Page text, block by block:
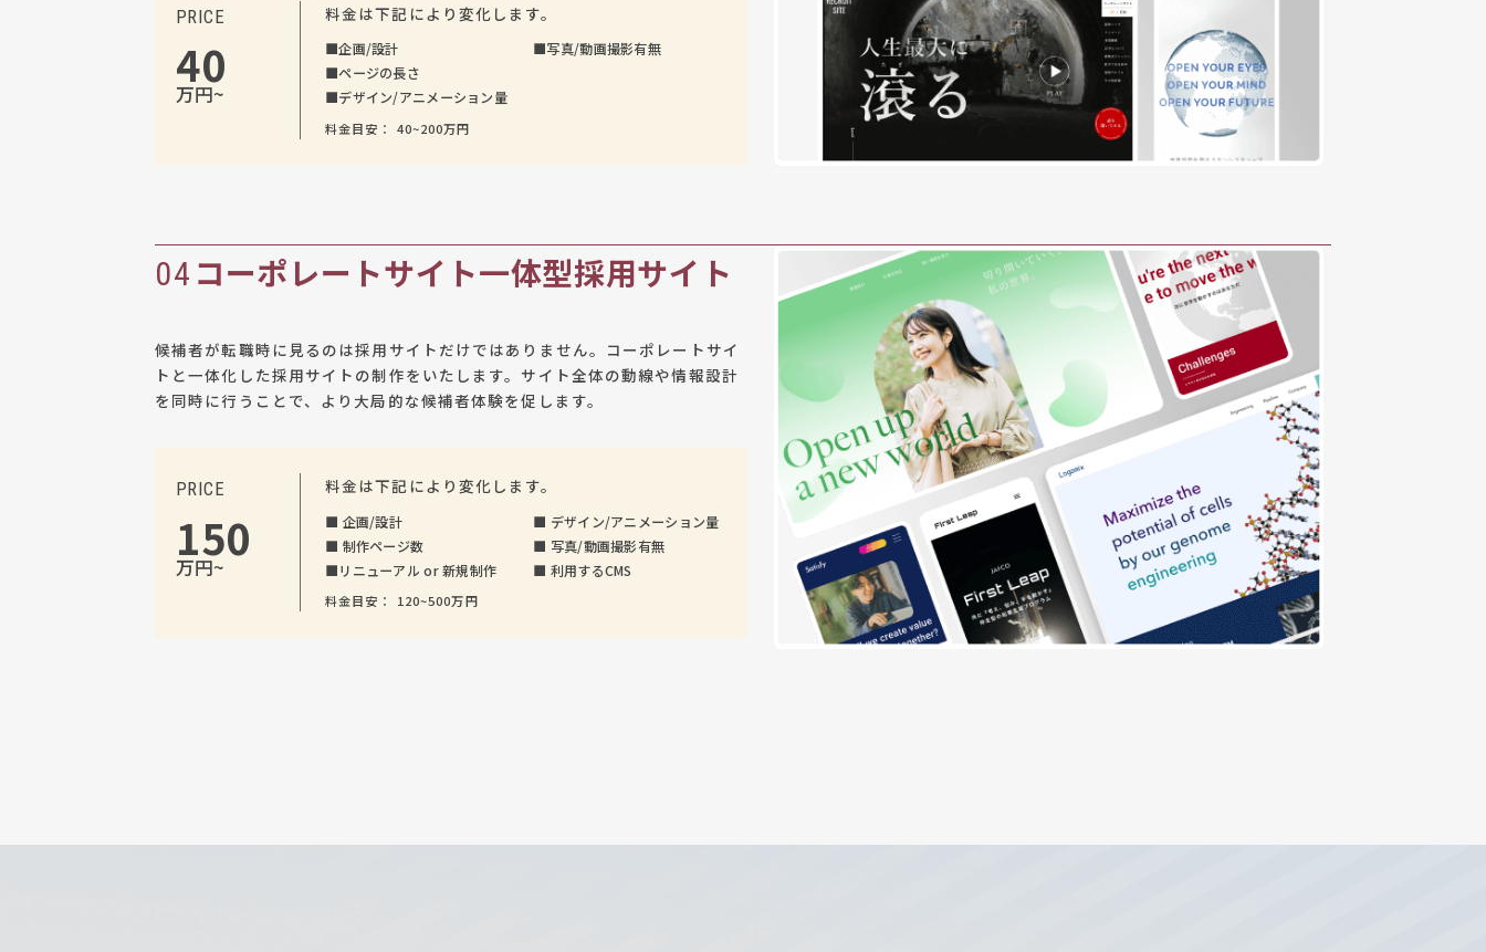
PRICE
40
万円~
料金は下記により変化します。
■企画/設計
■ページの長さ
■デザイン/アニメーション量
■写真/動画撮影有無
料金目安： 40~200万円
04 コーポレートサイト一体型採用サイト
候補者が転職時に見るのは採用サイトだけではありません。コーポレートサイ
トと一体化した採用サイトの制作をいたします。サイト全体の動線や情報設計
を同時に行うことで、より大局的な候補者体験を促します。
PRICE
150
万円~
料金は下記により変化します。
■ 企画/設計
■ 制作ページ数
■リニューアル or 新規制作
■ デザイン/アニメーション量
■ 写真/動画撮影有無
■ 利用するCMS
料金目安： 120~500万円